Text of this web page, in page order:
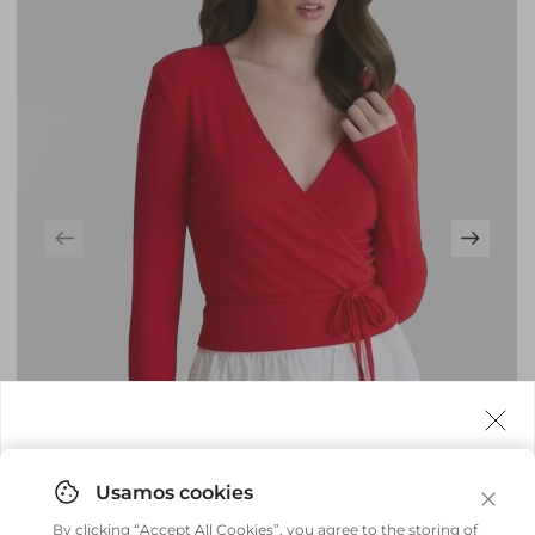
By clicking “Accept All Cookies”, you agree to the storing of